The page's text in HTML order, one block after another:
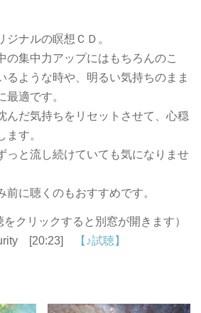
ジナルの瞑想ＣＤ。
の集中力アップにはもちろんのこ
るような時や、明るい気持ちのまま
最適です。
んだ気持ちをリセットさせて、心穏
す。
っと流し続けていても気になりませ
に聴くのもおすすめです。
をクリックすると別窓が開きます）
[20:23]
【♪試聴】